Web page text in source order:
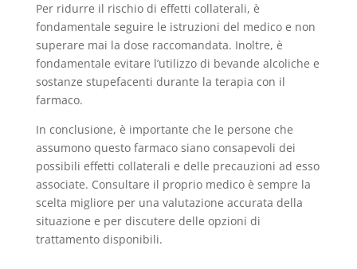
Per ridurre il rischio di effetti collaterali, è
fondamentale seguire le istruzioni del medico e non
superare mai la dose raccomandata. Inoltre, è
fondamentale evitare l’utilizzo di bevande alcoliche e
sostanze stupefacenti durante la terapia con il
farmaco.
In conclusione, è importante che le persone che
assumono questo farmaco siano consapevoli dei
possibili effetti collaterali e delle precauzioni ad esso
associate. Consultare il proprio medico è sempre la
scelta migliore per una valutazione accurata della
situazione e per discutere delle opzioni di
trattamento disponibili.